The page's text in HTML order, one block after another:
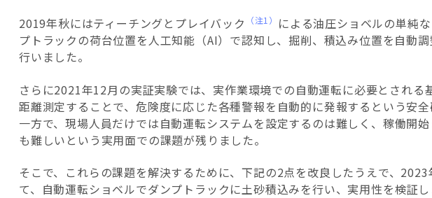
2019年秋にはティーチングとプレイバック
（注1）
による油圧ショベルの単純
プトラックの荷台位置を人工知能（AI）で認知し、掘削、積込み位置を自動
行いました。
さらに2021年12月の実証実験では、実作業環境での自動運転に必要とされる
距離測定することで、危険度に応じた各種警報を自動的に発報するという安
一方で、現場人員だけでは自動運転システムを設定するのは難しく、稼働開
も難しいという実用面での課題が残りました。
そこで、これらの課題を解決するために、下記の2点を改良したうえで、 2023
て、自動運転ショベルでダンプトラックに土砂積込みを行い、実用性を検証